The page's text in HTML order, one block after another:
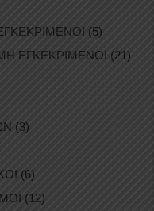
(5)
ΕΓΚΕΚΡΙΜΕΝΟΙ (21)
(3)
(6)
(12)